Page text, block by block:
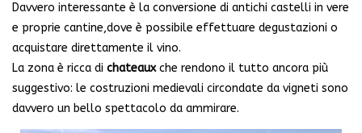
Davvero interessante è la conversione di antichi castelli in vere
e proprie cantine,dove è possibile effettuare degustazioni o
acquistare direttamente il vino.
La zona è ricca di chateauxche rendono il tutto ancora più
suggestivo: le costruzioni medievali circondate da vigneti sono
davvero un bello spettacolo da ammirare.